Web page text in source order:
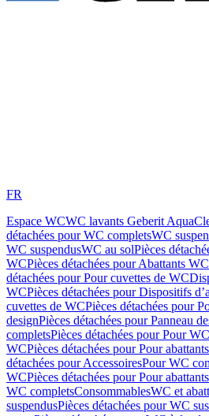
FR
Espace WCWC lavants Geberit
détachées pour WC completsWC
WC suspendusWC au solPièces
WCPièces détachées pour Abattants WC
détachées pour Pour cuvettes de WC
WCPièces détachées pour Dispositifs
cuvettes de WCPièces détachées pour
designPièces détachées pour Panneau
completsPièces détachées pour Pour
WCPièces détachées pour Pour
détachées pour AccessoiresPour WC
WCPièces détachées pour Pour
WC completsConsommablesWC et
suspendusPièces détachées pour WC